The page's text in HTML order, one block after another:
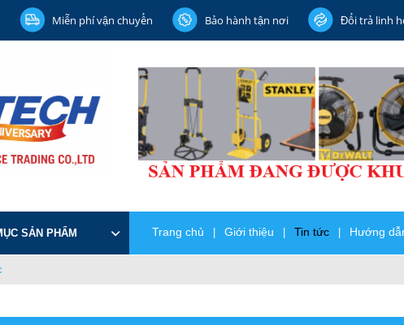
Miễn phí vận chuyển Bảo hành tận nơi Đổi trả linh
SẢN PHẨM Trang chủ Giới thiệu Tin tức Hướng